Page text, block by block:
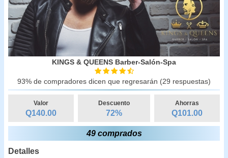
KINGS & QUEENS Barber-Salón-Spa
93% de compradores dicen que regresarán (29 respuestas)
Valor
Q140.00
Descuento
72%
Ahorras
Q101.00
49 comprados
Detalles